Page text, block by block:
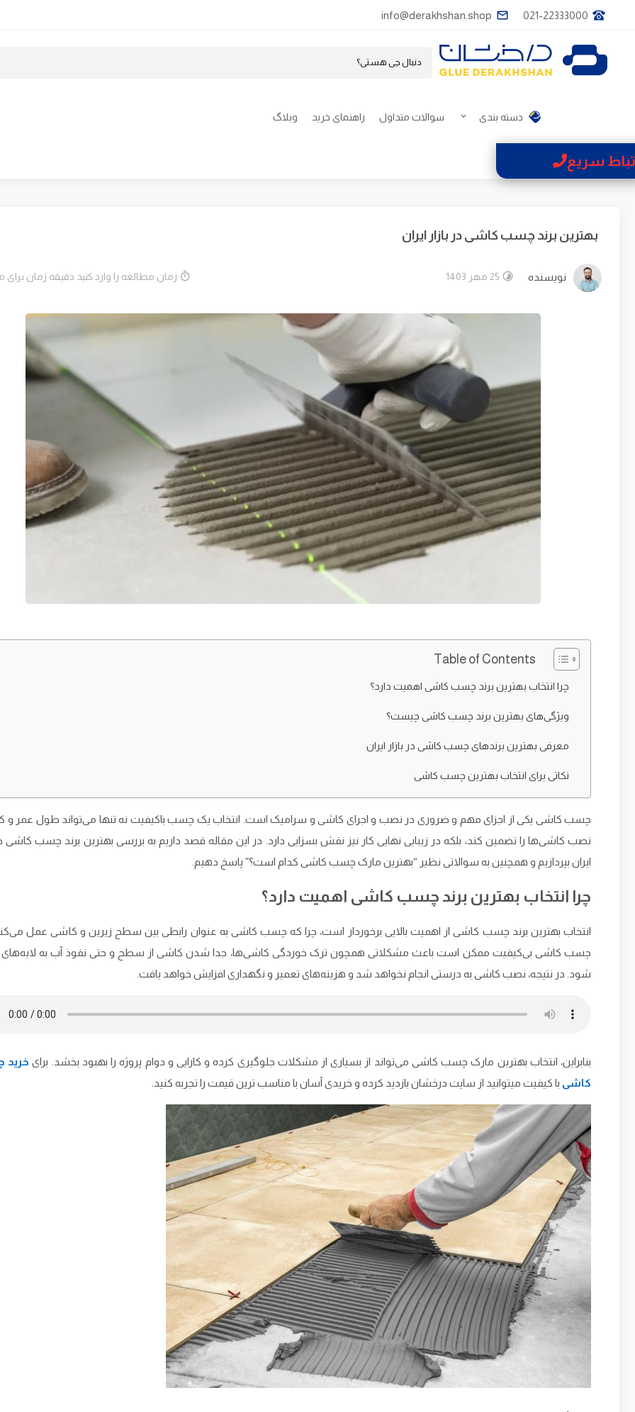
info@derakhshan.shop 021-22333000
دسته بندی سوالات متداول راهنمای خرید وبلاگ
سریع
بهترین برند چسب کاشی در بازار ایران
نویسنده 25 مهر 1403 زمان مطالعه را وارد کنید دقیقه زمان برای
Table of Contents
چرا انتخاب بهترین برند چسب کاشی اهمیت دارد؟
ویژگی‌های بهترین برند چسب کاشی چیست؟
معرفی بهترین برندهای چسب کاشی در بازار ایران
نکاتی برای انتخاب بهترین چسب کاشی
چسب کاشی یکی از اجزای مهم و ضروری در نصب و اجرای کاشی و سرامیک است. انتخاب یک چسب باکیفیت نه تنها می‌تواند طول عمر و
نصب کاشی‌ها را تضمین کند، بلکه در زیبایی نهایی کار نیز نقش بسزایی دارد. در این مقاله قصد داریم به بررسی بهترین برند چسب کاشی در
ایران بپردازیم و همچنین به سوالاتی نظیر “بهترین مارک چسب کاشی کدام است؟” پاسخ دهیم.
چرا انتخاب بهترین برند چسب کاشی اهمیت دارد؟
انتخاب بهترین برند چسب کاشی از اهمیت بالایی برخوردار است، چرا که چسب کاشی به عنوان رابطی بین سطح زیرین و کاشی عمل
چسب کاشی بی‌کیفیت ممکن است باعث مشکلاتی همچون ترک خوردگی کاشی‌ها، جدا شدن کاشی از سطح و حتی نفوذ آب به لایه‌های
شود. در نتیجه، نصب کاشی به درستی انجام نخواهد شد و هزینه‌های تعمیر و نگهداری افزایش خواهد یافت.
بنابراین، انتخاب بهترین مارک چسب کاشی می‌تواند از بسیاری از مشکلات جلوگیری کرده و کارایی و دوام پروژه را بهبود بخشد. برای
کاشی با کیفیت میتوانید از سایت درخشان بازدید کرده و خریدی آسان با مناسب ترین قیمت را تجربه کنید.